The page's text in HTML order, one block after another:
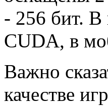
- 256 бит. В
CUDA, в
Важно
качестве